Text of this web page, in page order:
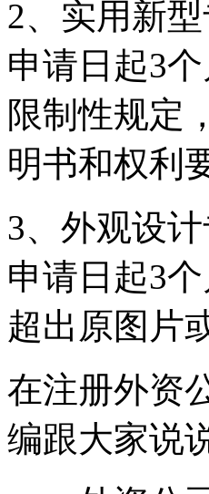
2、实用新
申请日起3
限制性规定
明书和权利
3、外观设
申请日起3
超出原图片
在注册外资
编跟大家说